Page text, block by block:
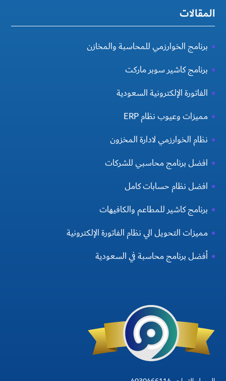
المقالات
برنامج الخوارزمي للمحاسبة والمخازن
برنامج كاشير سوبر ماركت
الفاتورة الإلكترونية السعودية
مميزات وعيوب نظام ERP
نظام الخوارزمي لادارة المخزون
افضل برنامج محاسبي للشركات
افضل نظام حسابات كامل
برنامج كاشير للمطاعم والكافيهات
مميزات التحويل الي نظام الفاتورة الإلكترونية
أفضل برنامج محاسبة في السعودية